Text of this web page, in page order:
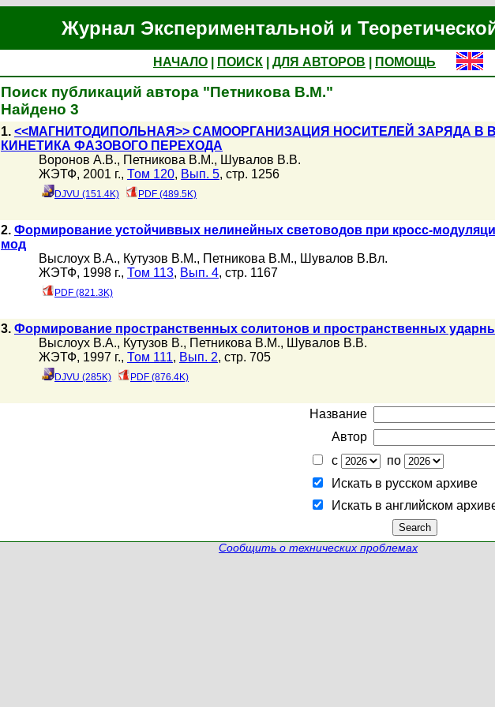
Журнал Экспериментальной и
НАЧАЛО ПОИСК ДЛЯ АВТОРОВ
ПОМОЩЬ
Поиск публикаций автора "Петникова В.М."
Найдено 3
1. <<МАГНИТОДИПОЛЬНАЯ>> САМООРГАНИЗАЦИЯ НОСИТЕЛЕЙ ЗАРЯДА
КИНЕТИКА ФАЗОВОГО ПЕРЕХОДА
Воронов А.В., Петникова В.М., Шувалов В.В.
ЖЭТФ, 2001 г., Том 120, Вып. 5, стр. 1256
DJVU (151.4K) PDF (489.5K)
2. Формирование устойчиввых нелинейных световодов при кросс-
мод
Выслоух В.А., Кутузов В.М., Петникова В.М., Шувалов В.Вл.
ЖЭТФ, 1998 г., Том 113, Вып. 4, стр. 1167
PDF (821.3K)
3. Формирование пространственных солитонов и пространственных
Выслоух В.А., Кутузов В., Петникова В.М., Шувалов В.В.
ЖЭТФ, 1997 г., Том 111, Вып. 2, стр. 705
DJVU (285K) PDF (876.4K)
Название
Автор
с
по
Искать в русском архиве
Искать в английском
Сообщить о технических проблемах